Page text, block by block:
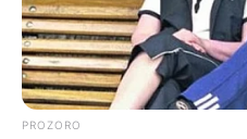
(відео)
«Батько був би живий»:
злочинець, чекаючи 7
смерті пенсіонера
PROZORO